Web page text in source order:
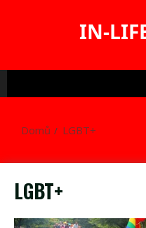
IN-
Domů LGBT+
LGBT+